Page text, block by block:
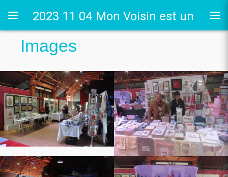
2023 11 04 Mon Voisin est un
Artiste
Images